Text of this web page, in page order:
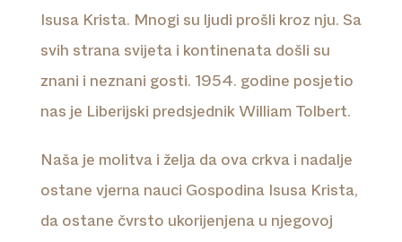
Isusa Krista. Mnogi su ljudi prošli kroz nju. Sa
svih strana svijeta i kontinenata došli su
znani i neznani gosti. 1954. godine posjetio
nas je Liberijski predsjednik William Tolbert.
Naša je molitva i želja da ova crkva i nadalje
ostane vjerna nauci Gospodina Isusa Krista,
da ostane čvrsto ukorijenjena u njegovoj